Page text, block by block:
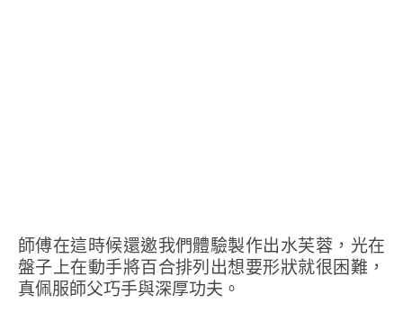
師傅在這時候還邀我們體驗製作出水芙蓉，光在
盤子上在動手將百合排列出想要形狀就很困難，
真佩服師父巧手與深厚功夫。